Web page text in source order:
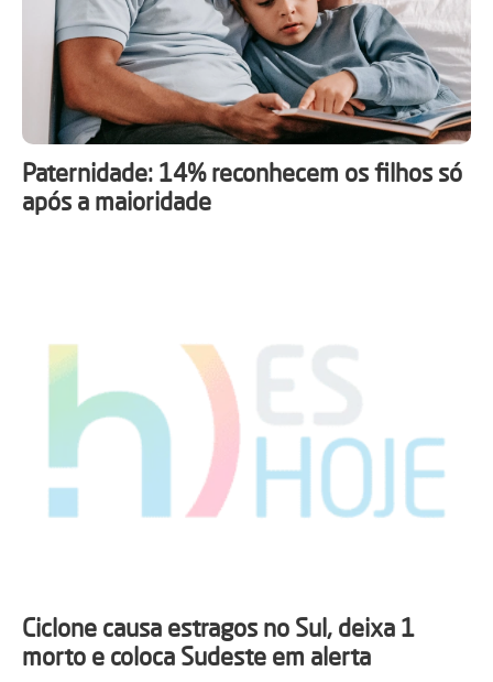
Paternidade: 14% reconhecem os filhos só
após a maioridade
Ciclone causa estragos no Sul, deixa 1
morto e coloca Sudeste em alerta